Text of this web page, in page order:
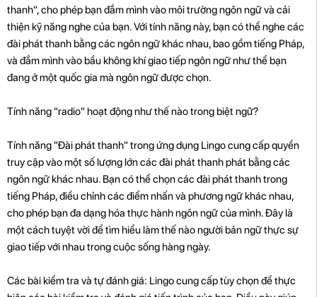
thanh", cho phép bạn đắm mình vào môi trường ngôn ngữ và cải
thiện kỹ năng nghe của bạn. Với tính năng này, bạn có thể nghe các
đài phát thanh bằng các ngôn ngữ khác nhau, bao gồm tiếng Pháp,
và đắm mình vào bầu không khí giao tiếp ngôn ngữ như thể bạn
đang ở một quốc gia mà ngôn ngữ được chọn.
Tính năng "radio" hoạt động như thế nào trong biệt ngữ?
Tính năng "Đài phát thanh" trong ứng dụng Lingo cung cấp quyền
truy cập vào một số lượng lớn các đài phát thanh phát bằng các
ngôn ngữ khác nhau. Bạn có thể chọn các đài phát thanh trong
tiếng Pháp, điều chỉnh các điểm nhấn và phương ngữ khác nhau,
cho phép bạn đa dạng hóa thực hành ngôn ngữ của mình. Đây là
một cách tuyệt vời để tìm hiểu làm thế nào người bản ngữ thực sự
giao tiếp với nhau trong cuộc sống hàng ngày.
Các bài kiểm tra và tự đánh giá: Lingo cung cấp tùy chọn để thực